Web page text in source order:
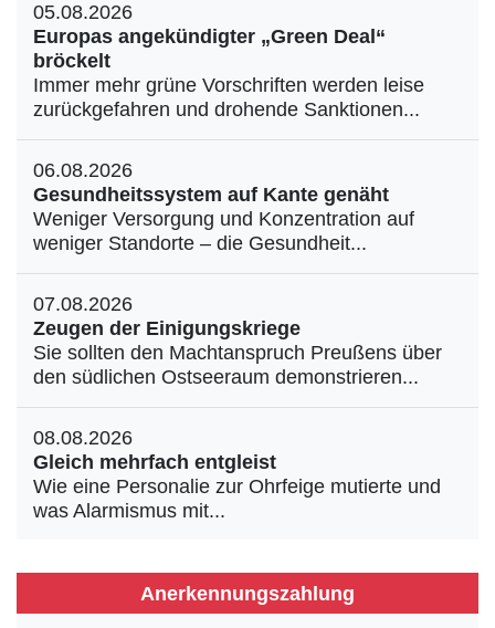
05.08.2026
Europas angekündigter „Green Deal“
bröckelt
Immer mehr grüne Vorschriften werden leise
zurückgefahren und drohende Sanktionen...
06.08.2026
Gesundheitssystem auf Kante genäht
Weniger Versorgung und Konzentration auf
weniger Standorte – die Gesundheit...
07.08.2026
Zeugen der Einigungskriege
Sie sollten den Machtanspruch Preußens über
den südlichen Ostseeraum demonstrieren...
08.08.2026
Gleich mehrfach entgleist
Wie eine Personalie zur Ohrfeige mutierte und
was Alarmismus mit...
Anerkennungszahlung